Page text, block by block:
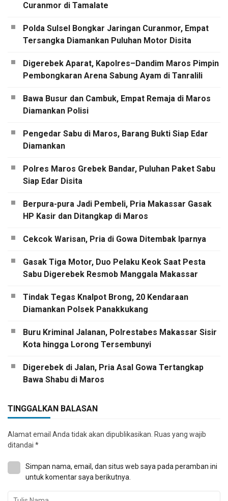
Curanmor di Tamalate
Polda Sulsel Bongkar Jaringan Curanmor, Empat
Tersangka Diamankan Puluhan Motor Disita
Digerebek Aparat, Kapolres–Dandim Maros Pimpin
Pembongkaran Arena Sabung Ayam di Tanralili
Bawa Busur dan Cambuk, Empat Remaja di Maros
Diamankan Polisi
Pengedar Sabu di Maros, Barang Bukti Siap Edar
Diamankan
Polres Maros Grebek Bandar, Puluhan Paket Sabu
Siap Edar Disita
Berpura-pura Jadi Pembeli, Pria Makassar Gasak
HP Kasir dan Ditangkap di Maros
Cekcok Warisan, Pria di Gowa Ditembak Iparnya
Gasak Tiga Motor, Duo Pelaku Keok Saat Pesta
Sabu Digerebek Resmob Manggala Makassar
Tindak Tegas Knalpot Brong, 20 Kendaraan
Diamankan Polsek Panakkukang
Buru Kriminal Jalanan, Polrestabes Makassar Sisir
Kota hingga Lorong Tersembunyi
Digerebek di Jalan, Pria Asal Gowa Tertangkap
Bawa Shabu di Maros
TINGGALKAN BALASAN
Alamat email Anda tidak akan dipublikasikan. Ruas yang wajib
ditandai *
Simpan nama, email, dan situs web saya pada peramban ini
untuk komentar saya berikutnya.